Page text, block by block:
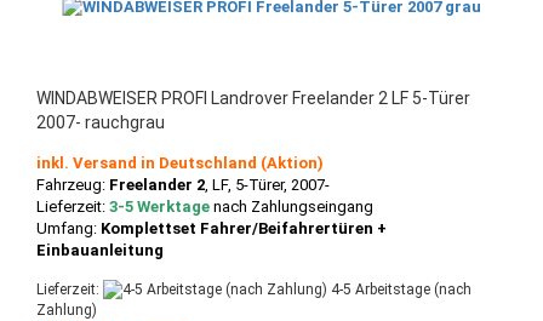
WINDABWEISER PROFI Landrover Freelander 2 LF 5-Türer
2007- rauchgrau
inkl. Versand in Deutschland (Aktion)
Fahrzeug: Freelander 2 , LF, 5-Türer, 2007-
Lieferzeit: 3-5 Werktage nach Zahlungseingang
Umfang: Komplettset Fahrer/Beifahrertüren +
Einbauanleitung
Lieferzeit:
4-5 Arbeitstage (nach
Zahlung)